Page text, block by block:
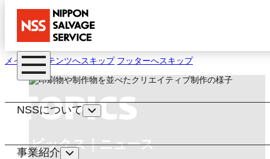
メインコンテンツへスキップ フッターへスキップ
NSSについて
事業紹介
TOPICS
トピックス｜ニュース